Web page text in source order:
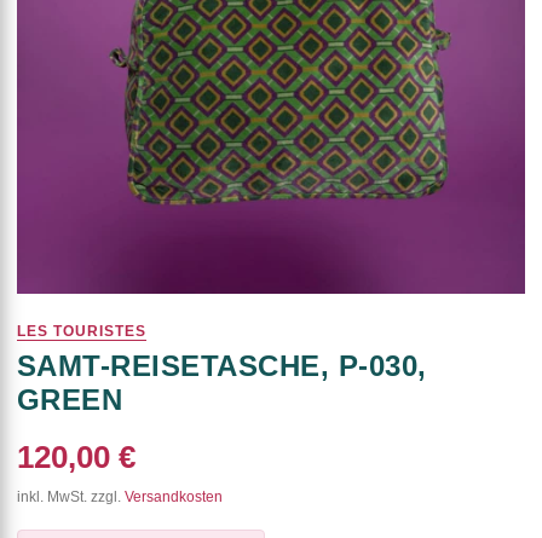
LES TOURISTES
SAMT-REISETASCHE, P-030,
GREEN
120,00 €
inkl. MwSt. zzgl. Versandkosten